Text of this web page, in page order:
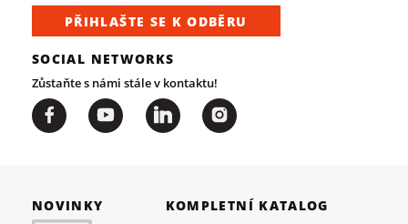
PŘIHLAŠTE SE K ODBĚRU
SOCIAL NETWORKS
Zůstaňte s námi stále v kontaktu!
NOVINKY KOMPLETNÍ KATALOG